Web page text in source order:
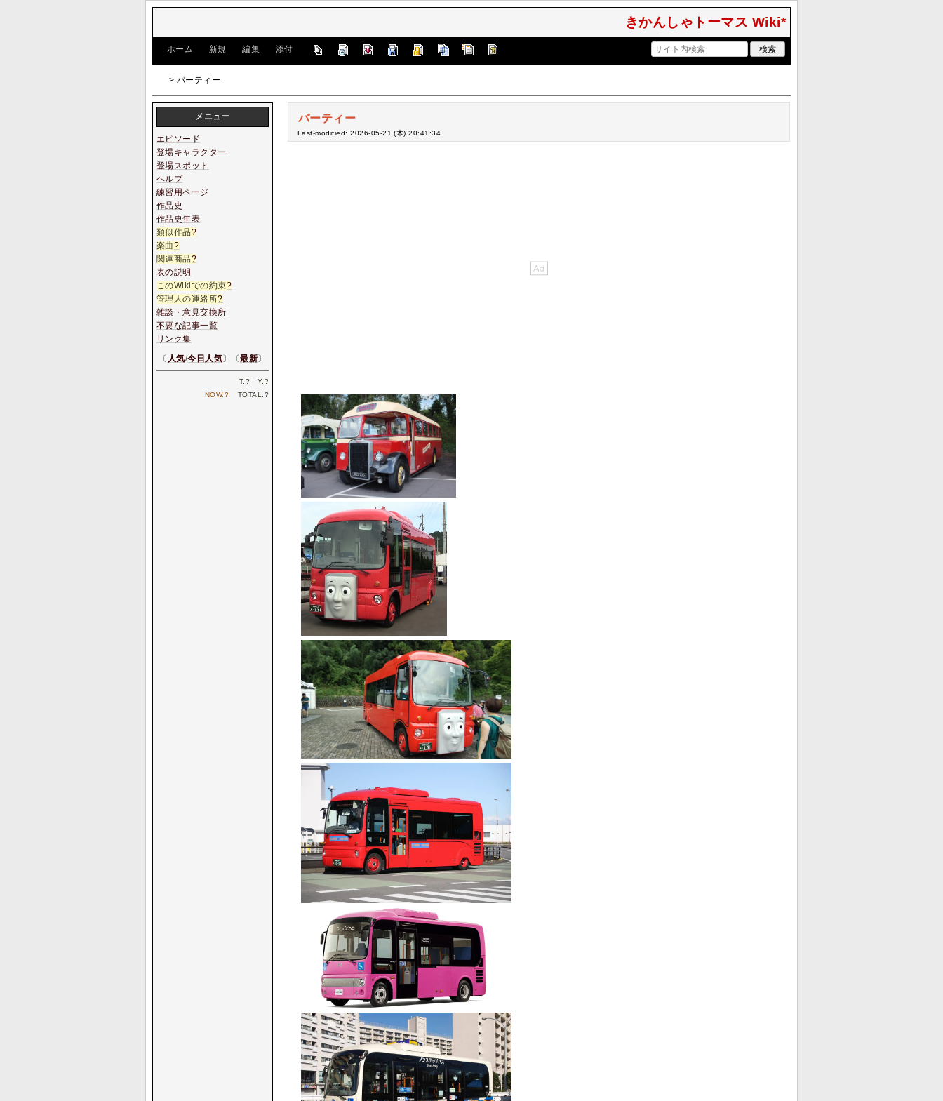
きかんしゃトーマス Wiki*
ホーム 新規 編集 添付
> バーティー
バーティー
Last-modified: 2026-05-21 (木) 20:41:34
メニュー
エピソード
登場キャラクター
登場スポット
ヘルプ
練習用ページ
作品史
作品史年表
類似作品?
楽曲?
関連商品?
表の説明
このWikiでの約束?
管理人の連絡所?
雑談・意見交換所
不要な記事一覧
リンク集
〔 人気/今日人気〕〔最新〕
T. ? Y. ?
NOW.? TOTAL. ?